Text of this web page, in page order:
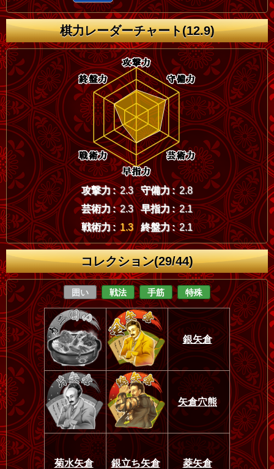
棋力レーダーチャート(12.9)
攻撃力 : 2.3 守備力 : 2.8
芸術力 : 2.3 早指力 : 2.1
戦術力 : 1.3 終盤力 : 2.1
コレクション(29/44)
囲い 戦法 手筋 特殊
銀矢倉
矢倉穴熊
菊水矢倉 銀立ち矢倉 菱矢倉